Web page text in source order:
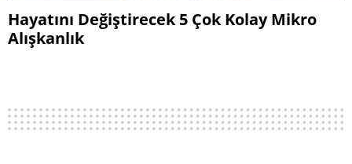
Hayatını Değiştirecek 5 Çok Kolay Mikro
Alışkanlık